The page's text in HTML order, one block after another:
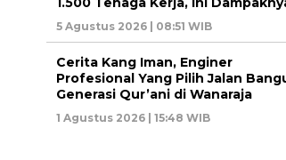
5 Agustus 2026 | 08:51 WIB
Cerita Kang Iman, Enginer
Profesional Yang Pilih Jalan
Generasi Qur’ani di Wanaraja
1 Agustus 2026 | 15:48 WIB